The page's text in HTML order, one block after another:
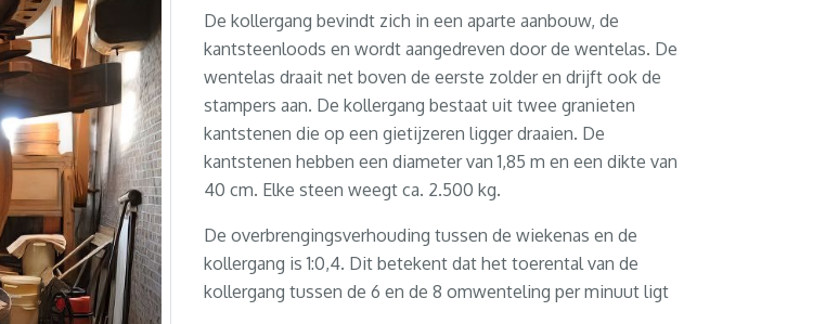
De kollergang bevindt zich in een aparte aanbouw, de
kantsteenloods en wordt aangedreven door de wentelas. De
wentelas draait net boven de eerste zolder en drijft ook de
stampers aan. De kollergang bestaat uit twee granieten
kantstenen die op een gietijzeren ligger draaien. De
kantstenen hebben een diameter van 1,85 m en een dikte van
40 cm. Elke steen weegt ca. 2.500 kg.
De overbrengingsverhouding tussen de wiekenas en de
kollergang is 1:0,4. Dit betekent dat het toerental van de
kollergang tussen de 6 en de 8 omwenteling per minuut ligt